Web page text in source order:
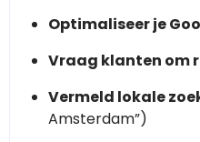
Optimaliseer je
Vraag klanten om
Vermeld lokale
Amsterdam”)